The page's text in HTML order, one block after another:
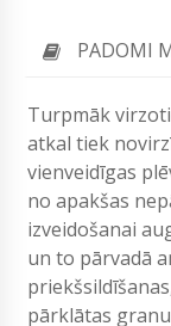
PADOMI
Turpmāk
atkal tiek
vienveidīgas
no apakšas
izveidošanai
un to pārvadā
pārklātas